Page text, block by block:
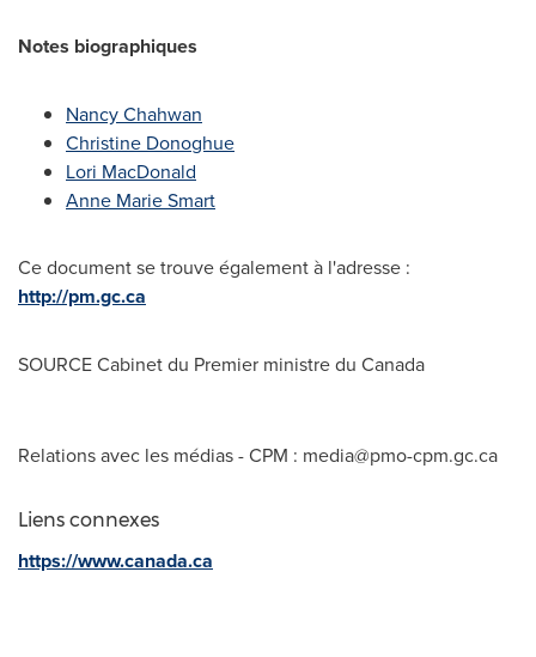
Notes biographiques
Nancy Chahwan
Christine Donoghue
Lori MacDonald
Anne Marie Smart
Ce document se trouve également à l'adresse :
http://pm.gc.ca
SOURCE Cabinet du Premier ministre du Canada
Relations avec les médias - CPM : media@pmo-cpm.gc.ca
Liens connexes
https://www.canada.ca